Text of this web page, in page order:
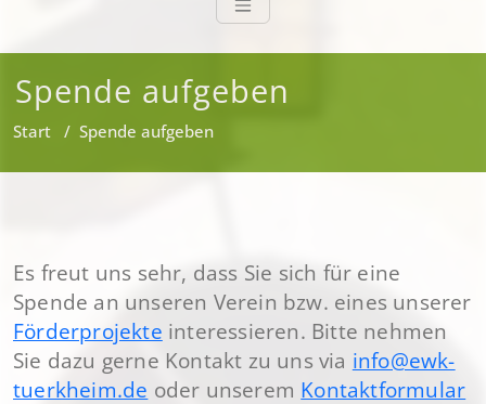
Spende aufgeben
Start / Spende aufgeben
Es freut uns sehr, dass Sie sich für eine
Spende an unseren Verein bzw. eines unserer
Förderprojekte interessieren. Bitte nehmen
Sie dazu gerne Kontakt zu uns via info@ewk-
tuerkheim.de oder unserem Kontaktformular